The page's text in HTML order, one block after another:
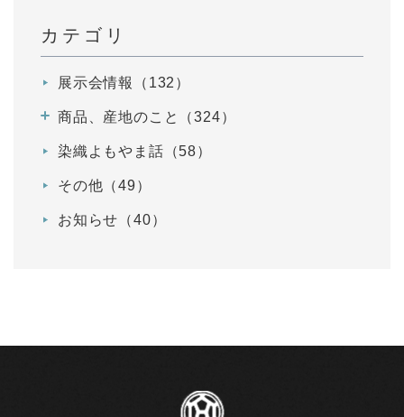
カテゴリ
展示会情報（132）
商品、産地のこと（324）
染織よもやま話（58）
その他（49）
お知らせ（40）